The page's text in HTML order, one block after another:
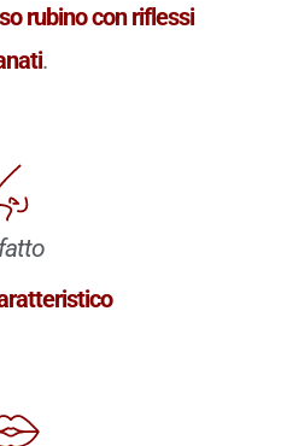
rubino con riflessi
.